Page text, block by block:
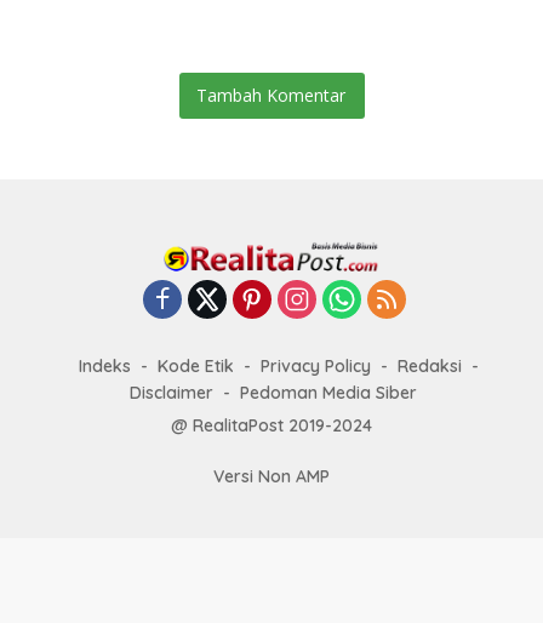
Tambah Komentar
Indeks Kode Etik Privacy Policy
Redaksi
Disclaimer
Pedoman Media Siber
@ RealitaPost 2019-2024
Versi Non AMP